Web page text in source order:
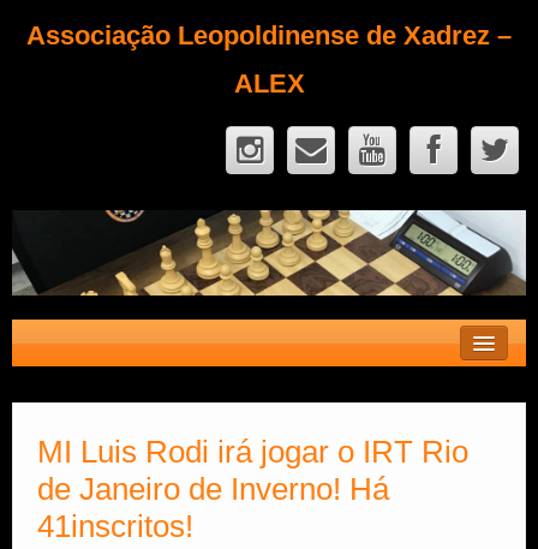
Associação Leopoldinense de Xadrez –
ALEX
Fique Sócio
Quem Somos?
Calendário
MI Luis Rodi irá jogar o IRT Rio
de Janeiro de Inverno! Há
41inscritos!